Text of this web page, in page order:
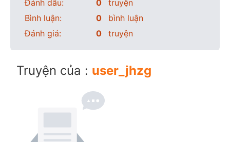
Đánh dấu:
0
truyện
Bình luận:
0
bình luận
Đánh giá:
0 truyện
Truyện của : user_jhzg